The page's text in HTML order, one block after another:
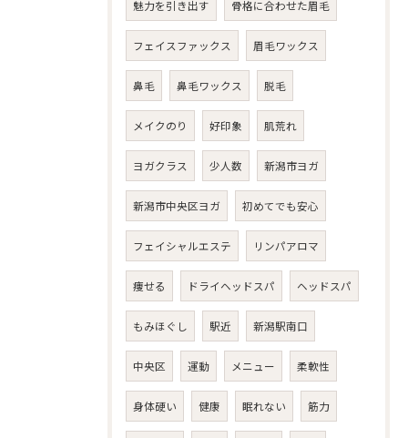
魅力を引き出す 骨格に合わせた眉毛
フェイスファックス 眉毛ワックス
鼻毛 鼻毛ワックス 脱毛
メイクのり 好印象 肌荒れ
ヨガクラス 少人数 新潟市ヨガ
新潟市中央区ヨガ 初めてでも安心
フェイシャルエステ リンパアロマ
痩せる ドライヘッドスパ ヘッドスパ
もみほぐし 駅近 新潟駅南口
中央区 運動 メニュー 柔軟性
身体硬い 健康 眠れない 筋力